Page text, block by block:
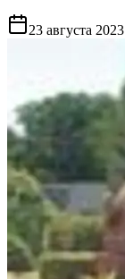
23 августа 2023